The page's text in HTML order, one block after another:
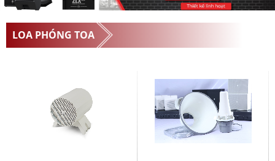
LOA PHÓNG TOA